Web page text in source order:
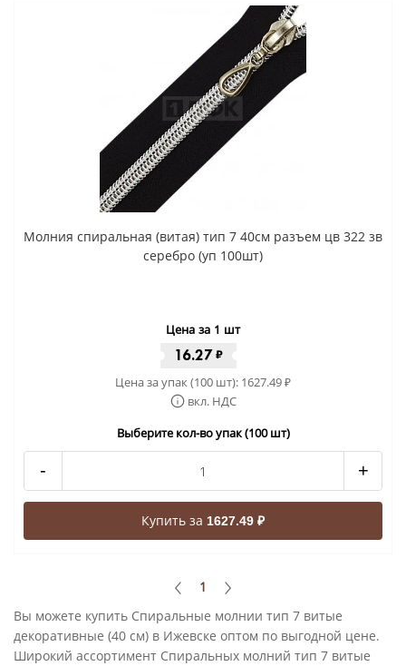
Молния спиральная (витая) тип 7 40см разъем цв 322 зв
серебро (уп 100шт)
Цена за 1 шт
16.27₽
Цена за упак (100 шт): 1627.49₽
вкл. НДС
Выберите кол-во упак (100 шт)
- +
Купить за 1627.49 ₽
1
Вы можете купить Спиральные молнии тип 7 витые
декоративные (40 см) в Ижевске оптом по выгодной цене.
Широкий ассортимент Спиральных молний тип 7 витые